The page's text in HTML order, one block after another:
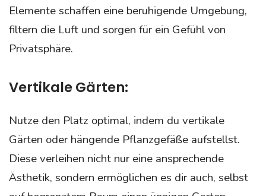
Elemente schaffen eine beruhigende Umgebung,
filtern die Luft und sorgen für ein Gefühl von
Privatsphäre.
Vertikale Gärten:
Nutze den Platz optimal, indem du vertikale
Gärten oder hängende Pflanzgefäße aufstellst.
Diese verleihen nicht nur eine ansprechende
Ästhetik, sondern ermöglichen es dir auch, selbst